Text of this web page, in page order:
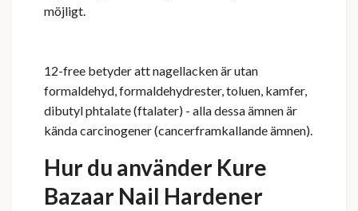
möjligt.
12-free betyder att nagellacken är utan
formaldehyd, formaldehydrester, toluen, kamfer,
dibutyl phtalate (ftalater) - alla dessa ämnen är
kända carcinogener (cancerframkallande ämnen).
Hur du använder Kure
Bazaar Nail Hardener